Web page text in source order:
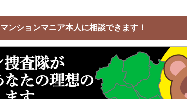
マンションマニア本人に相談できます！